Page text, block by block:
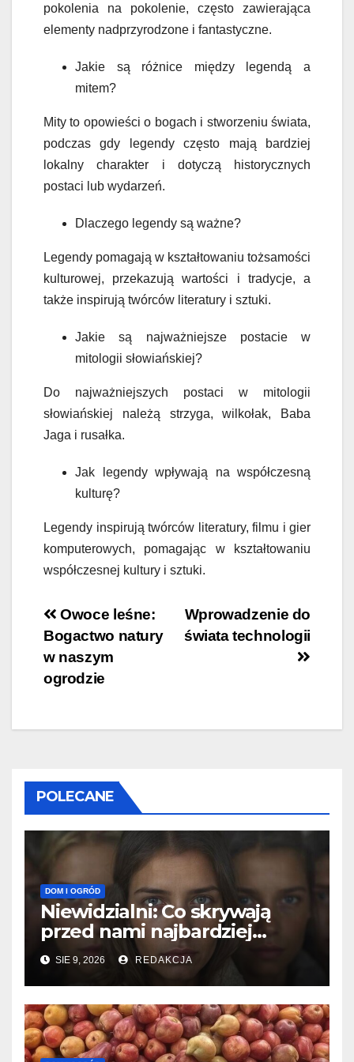
pokolenia na pokolenie, często zawierająca
elementy nadprzyrodzone i fantastyczne.
Jakie są różnice między legendą a
mitem?
Mity to opowieści o bogach i stworzeniu świata,
podczas gdy legendy często mają bardziej
lokalny charakter i dotyczą historycznych
postaci lub wydarzeń.
Dlaczego legendy są ważne?
Legendy pomagają w kształtowaniu tożsamości
kulturowej, przekazują wartości i tradycje, a
także inspirują twórców literatury i sztuki.
Jakie są najważniejsze postacie w
mitologii słowiańskiej?
Do najważniejszych postaci w mitologii
słowiańskiej należą strzyga, wilkołak, Baba
Jaga i rusałka.
Jak legendy wpływają na współczesną
kulturę?
Legendy inspirują twórców literatury, filmu i gier
komputerowych, pomagając w kształtowaniu
współczesnej kultury i sztuki.
Nawigacja
wpisu
Wprowadzenie do
świata technologii
Owoce leśne:
Bogactwo natury
w naszym
ogrodzie
POLECANE
DOM I OGRÓD
Niewidzialni: Co skrywają
przed nami najbardziej
tajemnicze grupy?
SIE 9, 2026 REDAKCJA